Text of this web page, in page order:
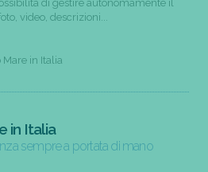
di gestire autonomamente il
video, descrizioni...
in Italia
in Italia
sempre a portata di mano